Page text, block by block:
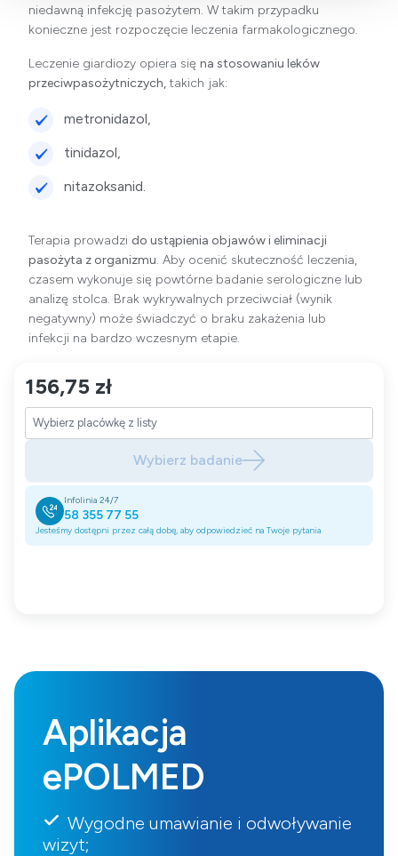
niedawną infekcję pasożytem. W takim przypadku
konieczne jest rozpoczęcie leczenia farmakologicznego.
Leczenie giardiozy opiera się na stosowaniu leków
przeciwpasożytniczych, takich jak:
metronidazol,
tinidazol,
nitazoksanid.
Terapia prowadzi do ustąpienia objawów i eliminacji
pasożyta z organizmu. Aby ocenić skuteczność leczenia,
czasem wykonuje się powtórne badanie serologiczne lub
analizę stolca. Brak wykrywalnych przeciwciał (wynik
negatywny) może świadczyć o braku zakażenia lub
infekcji na bardzo wczesnym etapie.
156,75 zł
Wybierz badanie
Infolinia 24/7
58 355 77 55
Jesteśmy dostępni przez całą dobę, aby odpowiedzieć na Twoje pytania
Aplikacja
ePOLMED
Wygodne umawianie i odwoływanie
wizyt;